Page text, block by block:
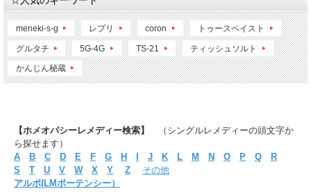
meneki-s-g レプリ coron トゥースペイスト
グルタチ 5G-4G TS-21 ティッシュソルト
かんじん秘蔵
【ホメオパシーレメディー検索】
（シングルレメディーの頭文字か
ら探せます）
A
B C D E F G H J K L M N O P Q
R
S
T U V W X Y Z
その他
アルポ(LMポーテンシー）